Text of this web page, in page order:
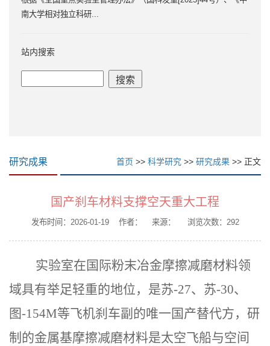
南大学相对独立科研...
站内搜索
研究成果 首页 >> 科学研究 >> 研究成果 >> 正文
国产刹车材料支撑空天重大工程
发布时间：2026-01-19 作者： 来源： 浏览次数： 292
实验室在国际粉末冶金摩擦减磨材料领
域具有举足轻重的地位，是苏-27、苏-30、
图-154M等飞机刹车副的唯一国产替代方，研
制的金属基摩擦减磨材料是太空飞船与空间